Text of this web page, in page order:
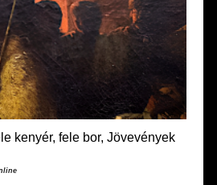
kenyér, fele bor, Jövevények